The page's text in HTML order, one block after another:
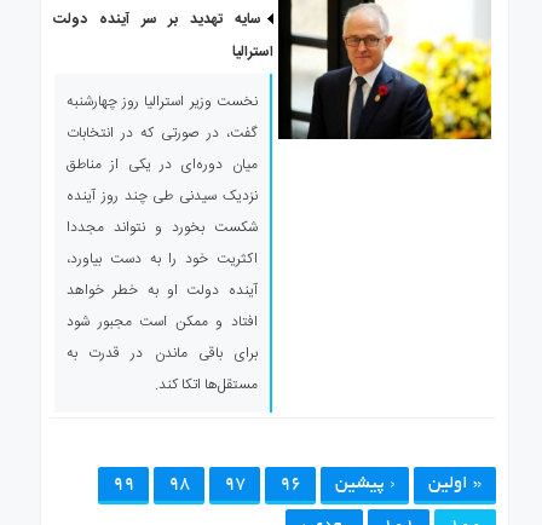
سایه تهدید بر سر آینده دولت
استرالیا
نخست وزیر استرالیا روز چهارشنبه
گفت، در صورتی که در انتخابات
میان دوره‌ای در یکی از مناطق
نزدیک سیدنی طی چند روز آینده
شکست بخورد و نتواند مجددا
اکثریت خود را به دست بیاورد،
آینده دولت او به خطر خواهد
افتاد و ممکن است مجبور شود
برای باقی ماندن در قدرت به
مستقل‌ها اتکا کند.
« اولین ‹ پیشین 96
97
98
99